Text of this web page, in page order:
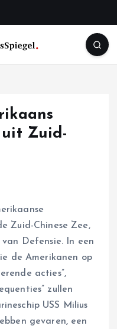
uit Zuid-
Zuid-Chinese Zee,
Defensie. In een
de Amerikanen op
acties”,
zullen
USS Milius
gevaren, een